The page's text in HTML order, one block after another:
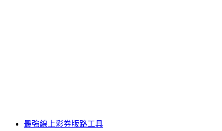
最強線上彩券版路工具